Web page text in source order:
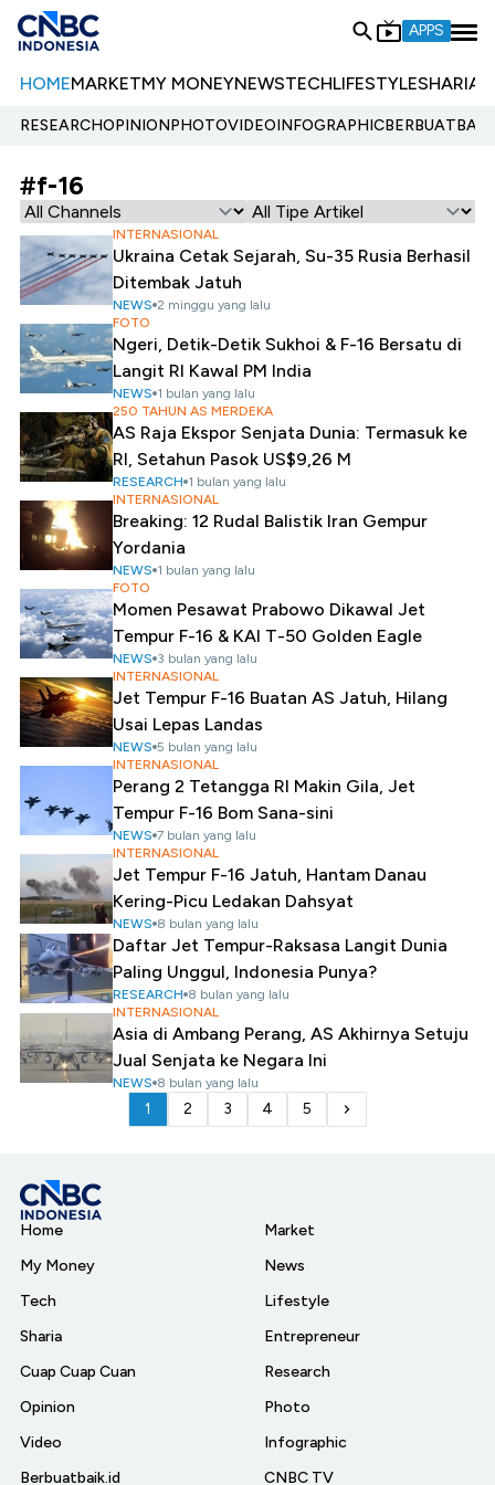
APPS
HOMEMARKETMY MONEYNEWSTECHLIFESTYLESHARIA
RESEARCHOPINIONPHOTOVIDEOINFOGRAPHIC
#f-16
INTERNASIONAL
Ukraina Cetak Sejarah, Su-35 Rusia Berhasil
Ditembak Jatuh
NEWS 2 minggu yang lalu
FOTO
Ngeri, Detik-Detik Sukhoi & F-16 Bersatu di
Langit RI Kawal PM India
NEWS 1 bulan yang lalu
250 TAHUN AS MERDEKA
AS Raja Ekspor Senjata Dunia: Termasuk ke
RI, Setahun Pasok US$9,26 M
RESEARCH 1 bulan yang lalu
INTERNASIONAL
Breaking: 12 Rudal Balistik Iran Gempur
Yordania
NEWS 1 bulan yang lalu
FOTO
Momen Pesawat Prabowo Dikawal Jet
Tempur F-16 & KAI T-50 Golden Eagle
NEWS 3 bulan yang lalu
INTERNASIONAL
Jet Tempur F-16 Buatan AS Jatuh, Hilang
Usai Lepas Landas
NEWS 5 bulan yang lalu
INTERNASIONAL
Perang 2 Tetangga RI Makin Gila, Jet
Tempur F-16 Bom Sana-sini
NEWS 7 bulan yang lalu
INTERNASIONAL
Jet Tempur F-16 Jatuh, Hantam Danau
Kering-Picu Ledakan Dahsyat
NEWS 8 bulan yang lalu
Daftar Jet Tempur-Raksasa Langit Dunia
Paling Unggul, Indonesia Punya?
RESEARCH 8 bulan yang lalu
INTERNASIONAL
Asia di Ambang Perang, AS Akhirnya Setuju
Jual Senjata ke Negara Ini
NEWS 8 bulan yang lalu
1 2 3 4 5
Home
My Money
Tech
Sharia
Cuap Cuap Cuan
Opinion
Video
Berbuatbaik.id
Market
News
Lifestyle
Entrepreneur
Research
Photo
Infographic
CNBC TV